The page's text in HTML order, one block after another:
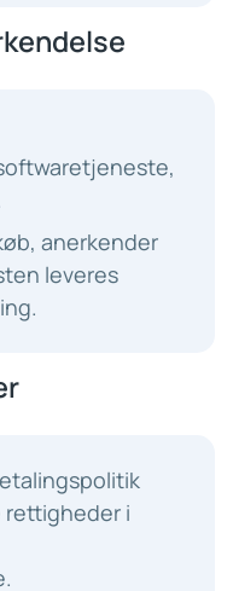
anerkender
leveres
rettigheder i